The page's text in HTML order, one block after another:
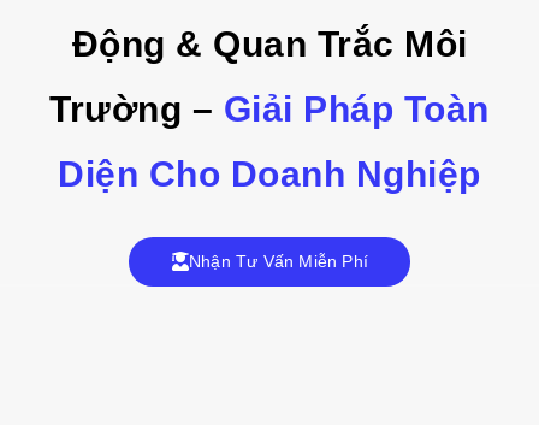
Động & Quan Trắc Môi
Trường – Giải Pháp Toàn
Diện Cho Doanh Nghiệp
Nhận Tư Vấn Miễn Phí